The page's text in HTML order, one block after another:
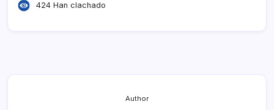
424 Han clachado
Author